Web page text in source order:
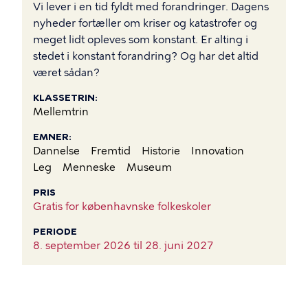
Vi lever i en tid fyldt med forandringer. Dagens
nyheder fortæller om kriser og katastrofer og
meget lidt opleves som konstant. Er alting i
stedet i konstant forandring? Og har det altid
været sådan?
KLASSETRIN
Mellemtrin
EMNER
Dannelse Fremtid Historie
Innovation
Leg
Menneske Museum
PRIS
Gratis for københavnske folkeskoler
PERIODE
8. september 2026 til 28. juni 2027